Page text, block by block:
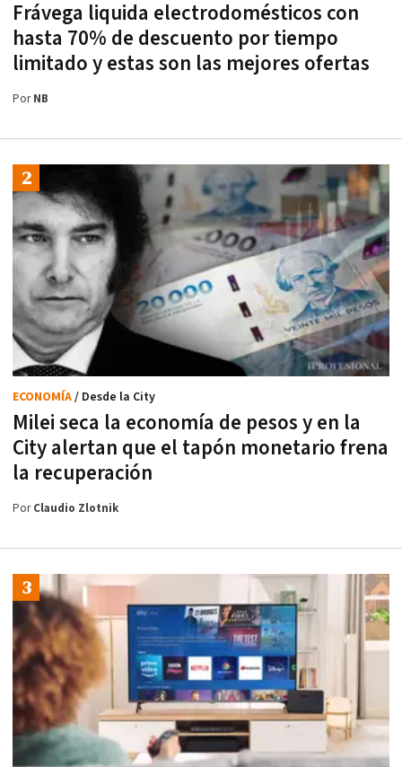
Frávega liquida electrodomésticos con
hasta 70% de descuento por tiempo
limitado y estas son las mejores ofertas
PorNB
Milei seca la economía de pesos y en la
City alertan que el tapón monetario frena
la recuperación
ECONOMÍA/ Desde la City
PorClaudio Zlotnik